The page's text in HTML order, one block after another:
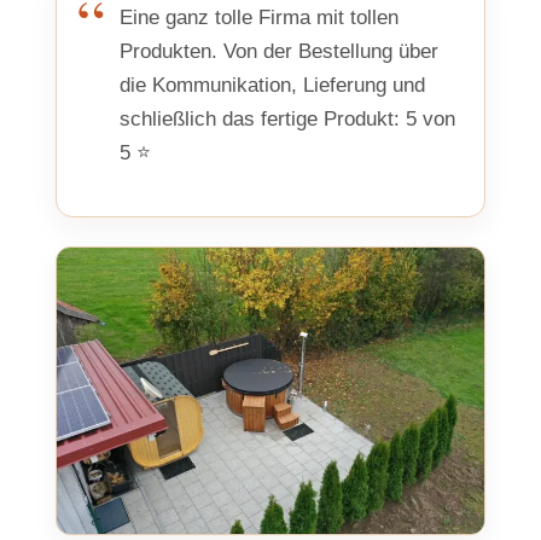
Eine ganz tolle Firma mit tollen
Produkten. Von der Bestellung über
die Kommunikation, Lieferung und
schließlich das fertige Produkt: 5 von
5 ⭐